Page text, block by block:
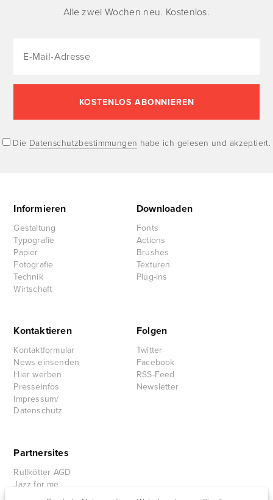
Alle zwei Wochen neu. Kostenlos.
Die Datenschutzbestimmungen habe ich gelesen und akzeptiert.
Informieren
Gestaltung
Typografie
Papier
Fotografie
Technik
Wirtschaft
Downloaden
Fonts
Actions
Brushes
Texturen
Plug-ins
Kontaktieren
Kontaktformular
News einsenden
Hier werben
Presseinfos
Impressum/
Datenschutz
Folgen
Twitter
Facebook
RSS-Feed
Newsletter
Partnersites
Rullkötter AGD
Jazz for me